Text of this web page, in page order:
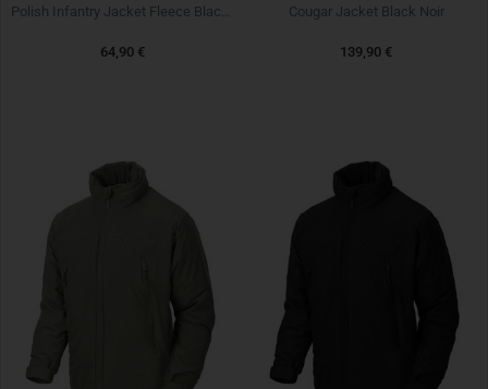
Polish Infantry Jacket Fleece Black Noir
64,90 €
Cougar Jacket Black Noir
139,90 €